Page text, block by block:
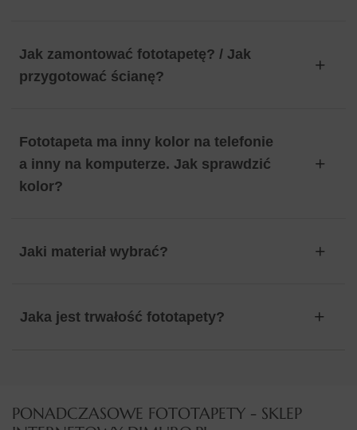
Jak zamontować fototapetę? / Jak
przygotować ścianę?
Fototapeta ma inny kolor na telefonie
a inny na komputerze. Jak sprawdzić
kolor?
Jaki materiał wybrać?
Jaka jest trwałość fototapety?
PONADCZASOWE FOTOTAPETY - SKLEP